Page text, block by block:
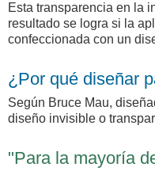
Esta transparencia en la
resultado se logra si la
confeccionada con un
¿Por qué diseñar
Según Bruce Mau,
diseño invisible o
"Para la mayoría